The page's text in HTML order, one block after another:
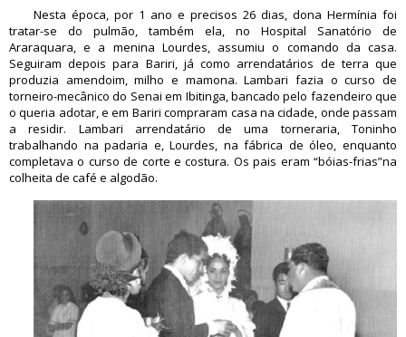
Nesta época, por 1 ano e precisos 26 dias, dona Hermínia foi
tratar-se do pulmão, também ela, no Hospital Sanatório de
Araraquara, e a menina Lourdes, assumiu o comando da casa.
Seguiram depois para Bariri, já como arrendatários de terra que
produzia amendoim, milho e mamona. Lambari fazia o curso de
torneiro-mecânico do Senai em Ibitinga, bancado pelo fazendeiro que
o queria adotar, e em Bariri compraram casa na cidade, onde passam
a residir. Lambari arrendatário de uma torneraria, Toninho
trabalhando na padaria e, Lourdes, na fábrica de óleo, enquanto
completava o curso de corte e costura. Os pais eram “bóias-frias”na
colheita de café e algodão.